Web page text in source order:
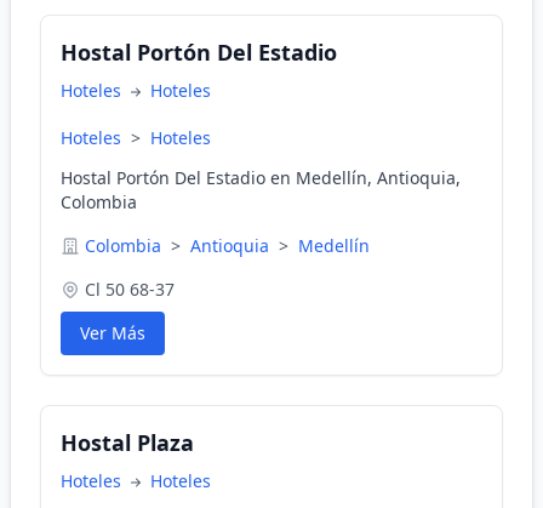
Hostal Portón Del Estadio
Hoteles Hoteles
Hoteles > Hoteles
Hostal Portón Del Estadio en Medellín, Antioquia,
Colombia
Colombia > Antioquia > Medellín
Cl 50 68-37
Ver Más
Hostal Plaza
Hoteles Hoteles